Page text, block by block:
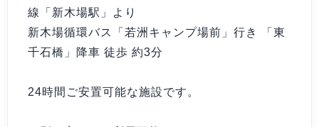
線「新木場駅」より
新木場循環バス「若洲キャンプ場前」行き 「東
千石橋」降車 徒歩 約3分
24時間ご安置可能な施設です。